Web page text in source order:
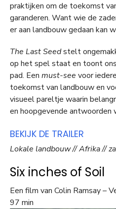
praktijken om de toekomst
garanderen. Want wie de
er aan landbouw gedaan kan
The Last Seedstelt
op het spel staat en toont
pad. Een must-see voor
toekomst van landbouw en
visueel pareltje waarin
en hoopgevende antwoorden
BEKIJK DE TRAILER
Lokale landbouw // Afrika //
Six inches of Soil
Een film van Colin Ramsay –
97 min